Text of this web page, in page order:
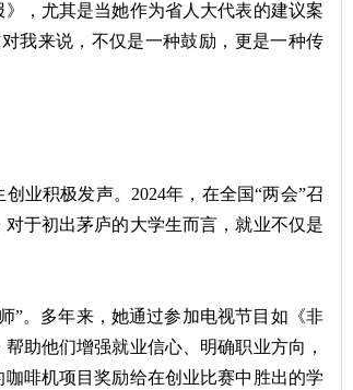
，尤其是当她作为省人大代表的建议案
我来说，不仅是一种鼓励，更是一种传
积极发声。2024年，在全国“两会”召
于初出茅庐的大学生而言，就业不仅是
。多年来，她通过参加电视节目如《非
助他们增强就业信心、明确职业方向，
啡机项目奖励给在创业比赛中胜出的学